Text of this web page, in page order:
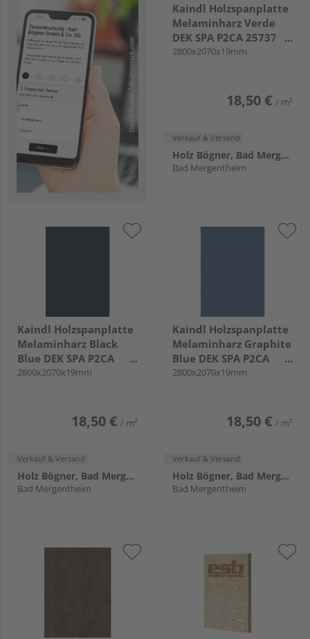
Kaindl Holzspanplatte
Melaminharz Verde
DEK SPA P2CA 25737
NM KNL
2800x2070x19mm
18,50 € / m²
Verkauf & Versand
Holz Bögner, Bad Mergentheim
Bad Mergentheim
Kaindl Holzspanplatte
Melaminharz Black
Blue DEK SPA P2CA
22192 NM KNL
2800x2070x19mm
18,50 € / m²
Verkauf & Versand
Holz Bögner, Bad Mergentheim
Bad Mergentheim
Kaindl Holzspanplatte
Melaminharz Graphite
Blue DEK SPA P2CA
25720 NM KNL
2800x2070x19mm
18,50 € / m²
Verkauf & Versand
Holz Bögner, Bad Mergentheim
Bad Mergentheim